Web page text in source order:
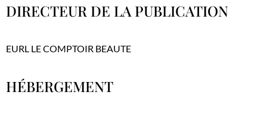
DIRECTEUR DE LA PUBLICATION
EURL LE COMPTOIR BEAUTE
HÉBERGEMENT